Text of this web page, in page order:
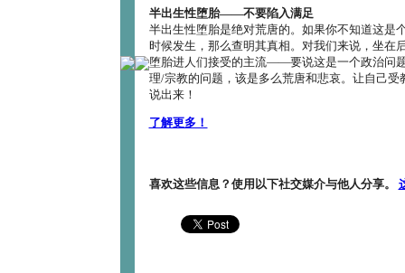
半出生性堕胎――不要陷入满足
半出生性堕胎是绝对荒唐的。如果你不知道这是
时候发生，那么查明其真相。对我们来说，坐在
堕胎进人们接受的主流――要说这是一个政治问
理/宗教的问题，该是多么荒唐和悲哀。让自己
说出来！
了解更多！
喜欢这些信息？使用以下社交媒介与他人分享。